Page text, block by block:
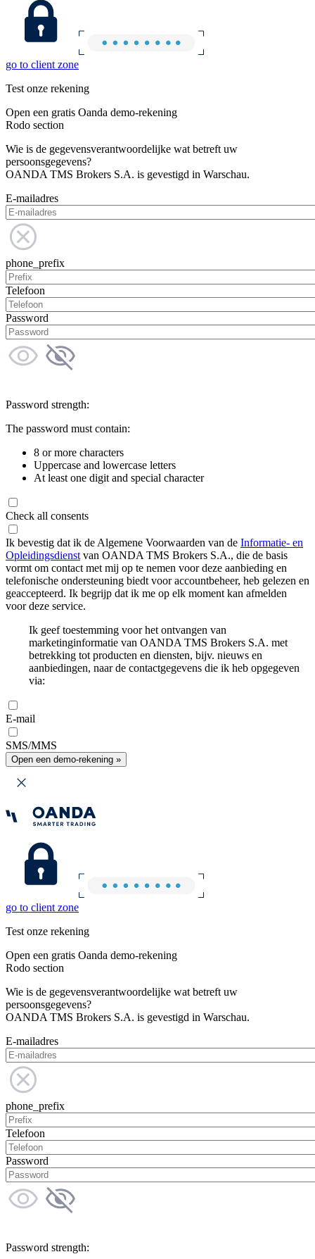
go to client zone
Test onze rekening
Open een gratis Oanda demo-rekening
Rodo section
Wie is de gegevensverantwoordelijke wat betreft uw
persoonsgegevens?
OANDA TMS Brokers S.A. is gevestigd in Warschau.
E-mailadres
phone_prefix
Telefoon
Password
Password strength:
The password must contain:
8 or more characters
Uppercase and lowercase letters
At least one digit and special character
Check all consents
Ik bevestig dat ik de Algemene Voorwaarden van de Informatie- en
Opleidingsdienst van OANDA TMS Brokers S.A., die de basis
vormt om contact met mij op te nemen voor deze aanbieding en
telefonische ondersteuning biedt voor accountbeheer, heb gelezen en
geaccepteerd. Ik begrijp dat ik me op elk moment kan afmelden
voor deze service.
Ik geef toestemming voor het ontvangen van
marketinginformatie van OANDA TMS Brokers S.A. met
betrekking tot producten en diensten, bijv. nieuws en
aanbiedingen, naar de contactgegevens die ik heb opgegeven
via:
E-mail
SMS/MMS
Open een demo-rekening »
go to client zone
Test onze rekening
Open een gratis Oanda demo-rekening
Rodo section
Wie is de gegevensverantwoordelijke wat betreft uw
persoonsgegevens?
OANDA TMS Brokers S.A. is gevestigd in Warschau.
E-mailadres
phone_prefix
Telefoon
Password
Password strength: